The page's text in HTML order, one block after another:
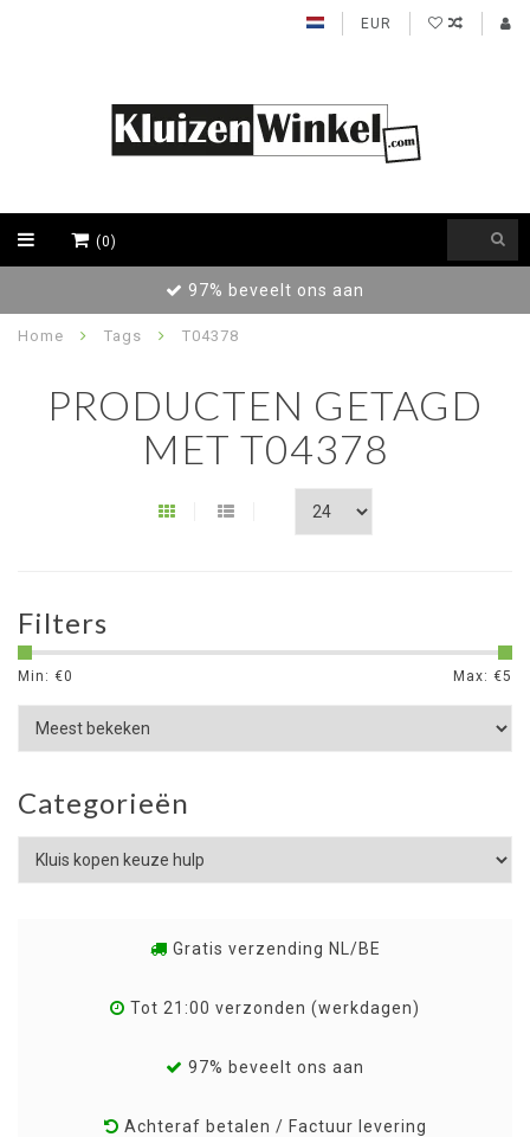
EUR
(0)
97% beveelt ons aan
Home Tags T04378
PRODUCTEN GETAGD
MET T04378
Filters
Min: €0 Max: €5
Categorieën
Gratis verzending NL/BE
Tot 21:00 verzonden (werkdagen)
97% beveelt ons aan
Achteraf betalen / Factuur levering